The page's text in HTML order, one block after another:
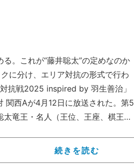
。これが“藤井聡太”の定めなのか
に分け、エリア対抗の形式で行わ
抗戦2025 inspired by 羽生善治」
関西Aが4月12日に放送された。第5
竜王・名人（王位、王座、棋王、
。「何か狙ってる？」→「キター
クな展開で、ファンを熱狂させた。
続きを読む